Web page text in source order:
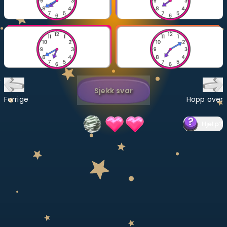
Bestill privatundervisning
LÆREPLAN
Velg læreplan
Logg inn
Forrige
Sjekk svar
Hopp over
?